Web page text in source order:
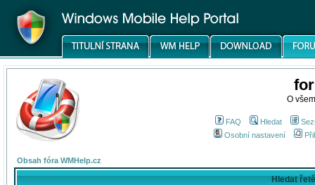
O
FAQ Hledat
Osobní nastavení
Obsah fóra WMHelp.cz
Hledat